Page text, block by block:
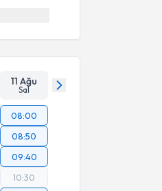
11 Ağu
Sal
08:00
08:50
09:40
10:30